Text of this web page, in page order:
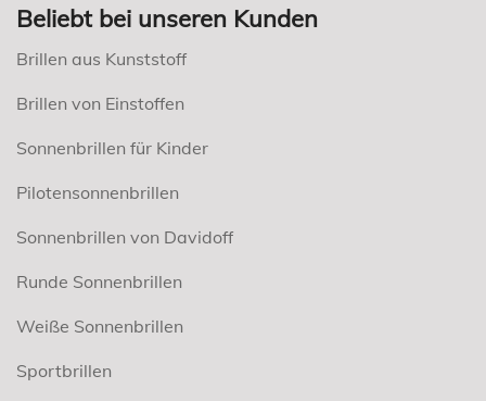
Beliebt bei unseren Kunden
Brillen aus Kunststoff
Brillen von Einstoffen
Sonnenbrillen für Kinder
Pilotensonnenbrillen
Sonnenbrillen von Davidoff
Runde Sonnenbrillen
Weiße Sonnenbrillen
Sportbrillen